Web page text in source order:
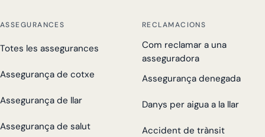
ASSEGURANCES
Totes les assegurances
Assegurança de cotxe
Assegurança de llar
Assegurança de salut
RECLAMACIONS
Com reclamar a una
asseguradora
Assegurança denegada
Danys per aigua a la llar
Accident de trànsit